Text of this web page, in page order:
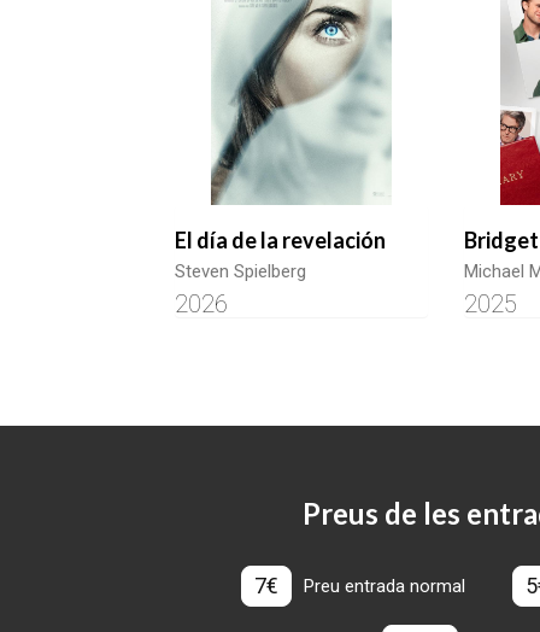
El día de la revelación
Steven Spielberg
2026
Bridget
Michael
2025
Preus de les
7€ Preu entrada normal